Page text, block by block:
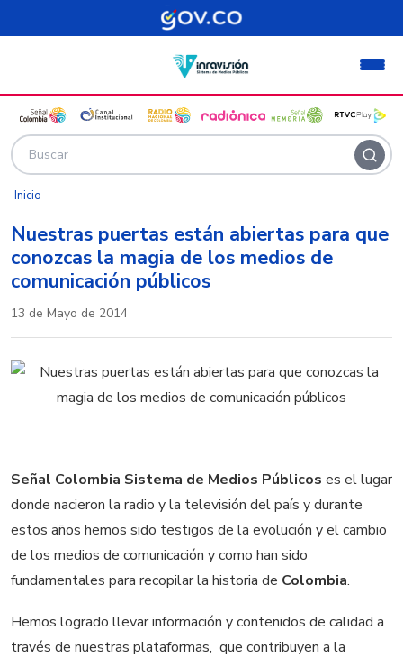
Pasar al contenido principal
Inicio
Nuestras puertas están abiertas para que
conozcas la magia de los medios de
comunicación públicos
13 de Mayo de 2014
Señal Colombia Sistema de Medios Públicos es el lugar
donde nacieron la radio y la televisión del país y durante
estos años hemos sido testigos de la evolución y el cambio
de los medios de comunicación y como han sido
fundamentales para recopilar la historia de Colombia.
Hemos logrado llevar información y contenidos de calidad a
través de nuestras plataformas, que contribuyen a la